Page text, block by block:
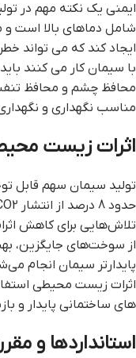
ایمنی یک نکته مهم در
شامل دماهای بالا است و
ایجاد کند که می تواند
با سیمان کار می کنند
محافظ چشم و محافظ
مناسب نگهداری و
اثرات زیست
تولید سیمان سهم قابل
تلاش‌هایی برای کاهش
از سوخت‌های جایگزین،
پایدارتر سیمان انجام
اثرات زیست محیطی
های ساختمانی پایدار و
استانداردها و